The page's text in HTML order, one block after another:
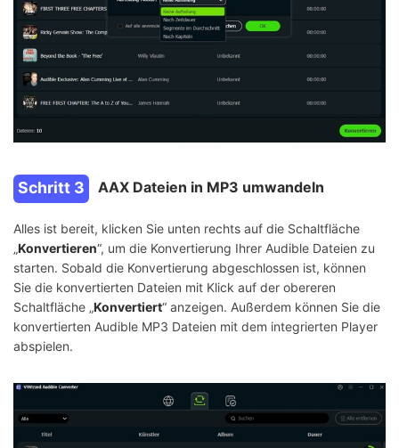
Schritt 3 AAX Dateien in MP3 umwandeln
Alles ist bereit, klicken Sie unten rechts auf die Schaltfläche
„Konvertieren“, um die Konvertierung Ihrer Audible Dateien zu
starten. Sobald die Konvertierung abgeschlossen ist, können
Sie die konvertierten Dateien mit Klick auf der obereren
Schaltfläche „Konvertiert“ anzeigen. Außerdem können Sie die
konvertierten Audible MP3 Dateien mit dem integrierten Player
abspielen.